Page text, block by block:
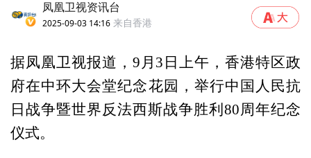
凤凰卫视资讯台
2025-09-03 14:16 来自香港
据凤凰卫视报道，9月3日上午，香港特区政
府在中环大会堂纪念花园，举行中国人民抗
日战争暨世界反法西斯战争胜利80周年纪念
仪式。